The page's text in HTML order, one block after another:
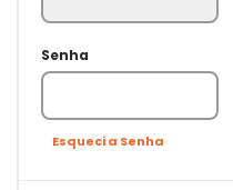
Senha
Esqueci a Senha